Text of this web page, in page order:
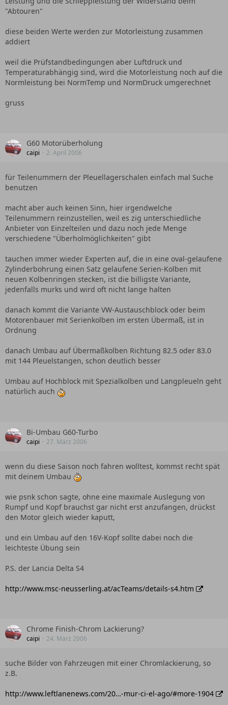
"Abtouren"
diese beiden Werte werden zur Motorleistung zusammen
addiert
weil die Prüfstandbedingungen aber Luftdruck und
Temperaturabhängig sind, wird die Motorleistung noch auf die
Normleistung bei NormTemp und NormDruck umgerechnet
gruss
G60 Motorüberholung
caipi 2. April 2006
für Teilenummern der Pleuellagerschalen einfach mal Suche
benutzen
macht aber auch keinen Sinn, hier irgendwelche
Teilenummern reinzustellen, weil es zig unterschiedliche
Anbieter von Einzelteilen und dazu noch jede Menge
verschiedene "Überholmöglichkeiten" gibt
tauchen immer wieder Experten auf, die in eine oval-gelaufene
Zylinderbohrung einen Satz gelaufene Serien-Kolben mit
neuen Kolbenringen stecken, ist die billigste Variante,
jedenfalls murks und wird oft nicht lange halten
danach kommt die Variante VW-Austauschblock oder beim
Motorenbauer mit Serienkolben im ersten Übermaß, ist in
Ordnung
danach Umbau auf Übermaßkolben Richtung 82.5 oder 83.0
mit 144 Pleuelstangen, schon deutlich besser
Umbau auf Hochblock mit Spezialkolben und Langpleueln geht
natürlich auch
Bi-Umbau G60-Turbo
caipi 27. März 2006
wenn du diese Saison noch fahren wolltest, kommst recht spät
mit deinem Umbau
wie psnk schon sagte, ohne eine maximale Auslegung von
Rumpf und Kopf brauchst gar nicht erst anzufangen, drückst
den Motor gleich wieder kaputt,
und ein Umbau auf den 16V-Kopf sollte dabei noch die
leichteste Übung sein
P.S. der Lancia Delta S4
http://www.msc-neusserling.at/acTeams/details-s4.htm
Chrome Finish-Chrom Lackierung?
caipi 24. März 2006
suche Bilder von Fahrzeugen mit einer Chromlackierung, so
z.B.
http://www.leftlanenews.com/20…-mur-ci-el-ago/#more-1904